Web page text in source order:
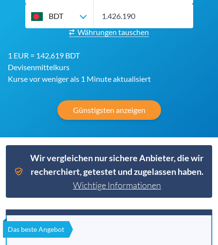
BDT
Währungen tauschen
1 EUR = 142,619 BDT
Devisenmittelkurs
Kurse vor weniger als 1 Minute aktualisiert
Günstigsten anzeigen
Wir vergleichen nur sichere Anbieter, die wir
recherchiert, getestet und zugelassen haben.
Wichtige Informationen
Das beste Angebot